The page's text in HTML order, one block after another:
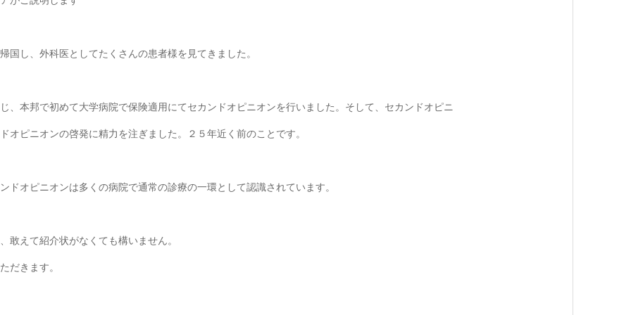
国し、外科医としてたくさんの患者様を見てきました。
、本邦で初めて大学病院で保険適用にてセカンドオピニオンを行いました。そして、セカンドオピニ
オピニオンの啓発に精力を注ぎました。２５年近く前のことです。
ドオピニオンは多くの病院で通常の診療の一環として認識されています。
敢えて紹介状がなくても構いません。
だきます。